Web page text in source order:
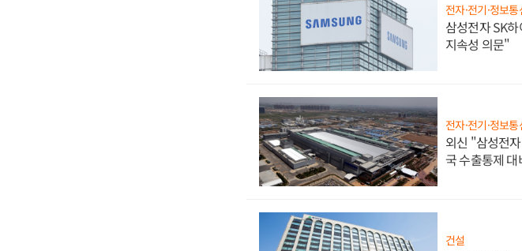
전자·전기·정보통
삼성전자 SK
지속성 의문"
전자·전기·정보통
외신 "삼성전
국 수출통제
건설